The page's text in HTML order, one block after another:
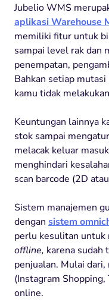
Jubelio WMS
aplikasi Warehouse
memiliki fitur untuk
sampai level rak dan
penempatan,
Bahkan setiap
kamu tidak
Keuntungan lainnya
stok sampai
melacak keluar
menghindari
scan barcode (2D
Sistem manajemen
dengan sistem
perlu kesulitan untuk
offline, karena sudah
penjualan. Mulai dari,
(Instagram
online.